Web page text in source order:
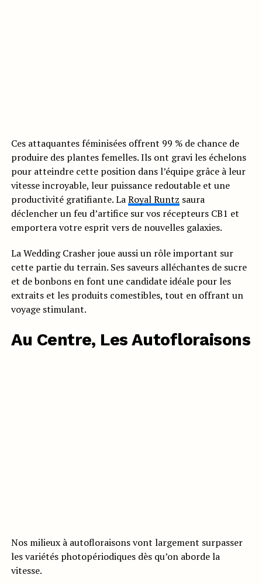
Ces attaquantes féminisées offrent 99 % de chance de
produire des plantes femelles. Ils ont gravi les échelons
pour atteindre cette position dans l’équipe grâce à leur
vitesse incroyable, leur puissance redoutable et une
productivité gratifiante. LaRoyal Runtz saura
déclencher un feu d’artifice sur vos récepteurs CB1 et
emportera votre esprit vers de nouvelles galaxies.
La Wedding Crasher joue aussi un rôle important sur
cette partie du terrain. Ses saveurs alléchantes de sucre
et de bonbons en font une candidate idéale pour les
extraits et les produits comestibles, tout en offrant un
voyage stimulant.
Au Centre, Les Autofloraisons
Nos milieux à autofloraisons vont largement surpasser
les variétés photopériodiques dès qu’on aborde la
vitesse.